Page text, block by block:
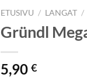
ETUSIVU / LANGAT /
Gründl
5,90 €